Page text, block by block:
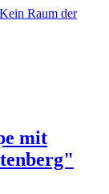
Kein Raum der
mit